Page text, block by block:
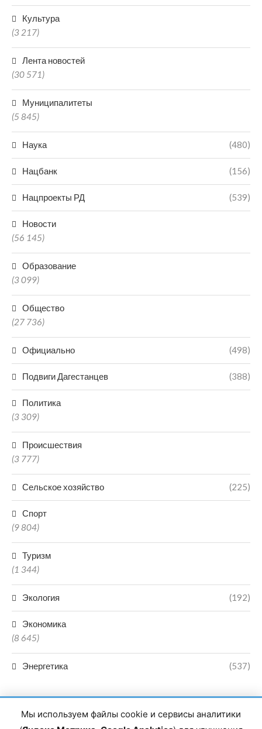
Культура
(3 217)
Лента новостей
(30 571)
Муниципалитеты
(5 845)
Наука (480)
Нацбанк (156)
Нацпроекты РД (539)
Новости
(56 145)
Образование
(3 099)
Общество
(27 736)
Официально (498)
Подвиги Дагестанцев (388)
Политика
(3 309)
Происшествия
(3 777)
Сельское хозяйство (225)
Спорт
(9 804)
Туризм
(1 344)
Экология (192)
Экономика
(8 645)
Энергетика (537)
Мы используем файлы cookie и сервисы аналитики